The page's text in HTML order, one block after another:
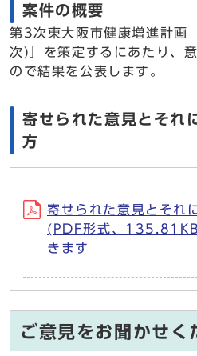
案件の概要
第3次東大阪市健康増進計画
次)」を策定するにあたり、
ので結果を公表します。
寄せられた意見とそれ
方
寄せられた意見とそれ
(PDF形式、
きます
ご意見をお聞かせく